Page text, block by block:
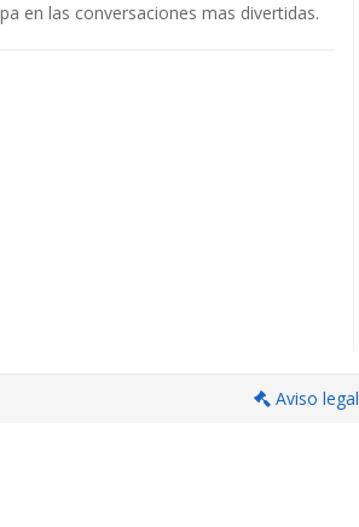
en las conversaciones mas divertidas.
Aviso legal